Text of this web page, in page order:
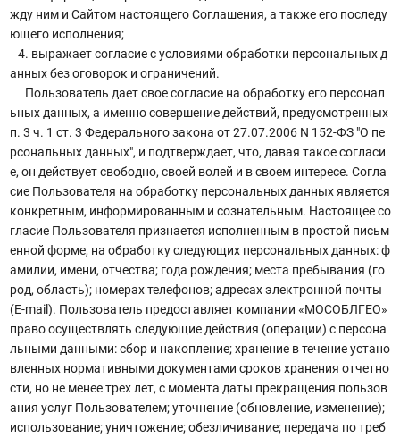
жду ним и Сайтом настоящего Соглашения, а также его последу
ющего исполнения;
4. выражает согласие с условиями обработки персональных д
анных без оговорок и ограничений.
Пользователь дает свое согласие на обработку его персонал
ьных данных, а именно совершение действий, предусмотренных
п. 3 ч. 1 ст. 3 Федерального закона от 27.07.2006 N 152-ФЗ "О пе
рсональных данных", и подтверждает, что, давая такое согласи
е, он действует свободно, своей волей и в своем интересе. Согла
сие Пользователя на обработку персональных данных является
конкретным, информированным и сознательным. Настоящее со
гласие Пользователя признается исполненным в простой письм
енной форме, на обработку следующих персональных данных: ф
амилии, имени, отчества; года рождения; места пребывания (го
род, область); номерах телефонов; адресах электронной почты
(E-mail). Пользователь предоставляет компании «МОСОБЛГЕО»
право осуществлять следующие действия (операции) с персона
льными данными: сбор и накопление; хранение в течение устано
вленных нормативными документами сроков хранения отчетно
сти, но не менее трех лет, с момента даты прекращения пользов
ания услуг Пользователем; уточнение (обновление, изменение);
использование; уничтожение; обезличивание; передача по треб